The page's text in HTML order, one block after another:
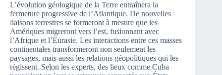
L’évolution géologique de la Terre entraînera la
fermeture progressive de l’Atlantique. De nouvelles
liaisons terrestres se formeront à mesure que les
Amériques migreront vers l’est, fusionnant avec
l’Afrique et l’Eurasie. Les interactions entre ces masses
continentales transformeront non seulement les
paysages, mais aussi les relations géopolitiques qui les
régissent. Selon les experts, des lieux comme Cuba